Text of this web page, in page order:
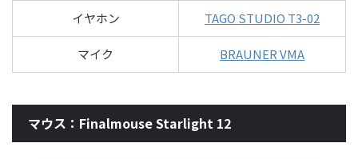
イヤホン TAGO STUDIO T3-02
マイク BRAUNER VMA
マウス：Finalmouse Starlight 12